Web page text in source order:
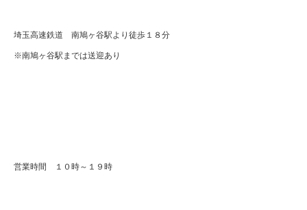
埼玉高速鉄道 南鳩ヶ谷駅より徒歩１８分
※南鳩ヶ谷駅までは送迎あり
営業時間 １０時～１９時